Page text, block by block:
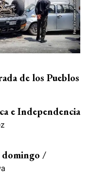
de los Pueblos
e Independencia
domingo /